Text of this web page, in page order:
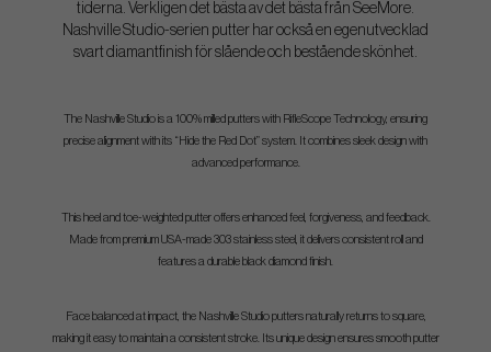
tiderna. Verkligen det bästa av det bästa från SeeMore.
Nashville Studio-serien putter har också en egenutvecklad
svart diamantfinish för slående och bestående skönhet.
The Nashville Studio is a 100% milled putters with RifleScope Technology, ensuring
precise alignment with its “Hide the Red Dot” system. It combines sleek design with
advanced performance.
This heel and toe-weighted putter offers enhanced feel, forgiveness, and feedback.
Made from premium USA-made 303 stainless steel, it delivers consistent roll and
features a durable black diamond finish.
Face balanced at impact, the Nashville Studio putters naturally returns to square,
making it easy to maintain a consistent stroke. Its unique design ensures smooth putter